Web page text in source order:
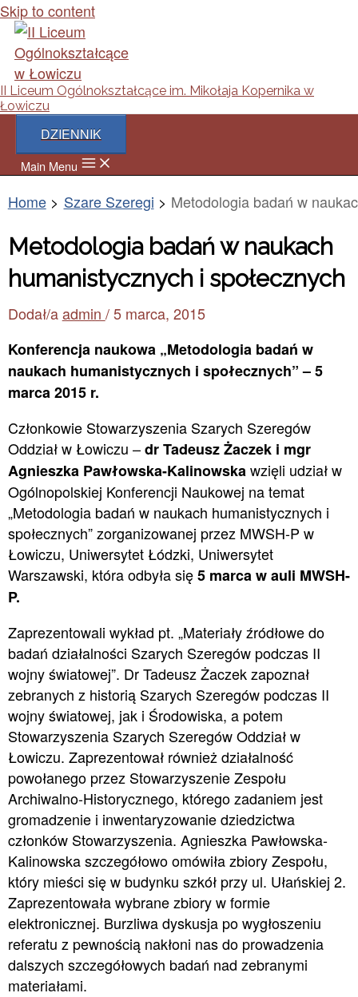
Skip to content
II Liceum Ogólnokształcące im. Mikołaja Kopernika w
Łowiczu
DZIENNIK
Main Menu
Home Szare Szeregi Metodologia badań w
Metodologia badań w naukach
humanistycznych i społecznych
Dodał/a admin /5 marca, 2015
Konferencja naukowa „Metodologia badań w
naukach humanistycznych i społecznych” – 5
marca 2015 r.
Członkowie Stowarzyszenia Szarych Szeregów
Oddział w Łowiczu –dr Tadeusz Żaczek i mgr
Agnieszka Pawłowska-Kalinowskawzięli udział w
Ogólnopolskiej Konferencji Naukowej na temat
„Metodologia badań w naukach humanistycznych i
społecznych” zorganizowanej przez MWSH-P w
Łowiczu, Uniwersytet Łódzki, Uniwersytet
Warszawski, która odbyła się5 marca w auli MWSH-
P.
Zaprezentowali wykład pt. „Materiały źródłowe do
badań działalności Szarych Szeregów podczas II
wojny światowej”. Dr Tadeusz Żaczek zapoznał
zebranych z historią Szarych Szeregów podczas II
wojny światowej, jak i Środowiska, a potem
Stowarzyszenia Szarych Szeregów Oddział w
Łowiczu. Zaprezentował również działalność
powołanego przez Stowarzyszenie Zespołu
Archiwalno-Historycznego, którego zadaniem jest
gromadzenie i inwentaryzowanie dziedzictwa
członków Stowarzyszenia. Agnieszka Pawłowska-
Kalinowska szczegółowo omówiła zbiory Zespołu,
który mieści się w budynku szkół przy ul. Ułańskiej 2.
Zaprezentowała wybrane zbiory w formie
elektronicznej. Burzliwa dyskusja po wygłoszeniu
referatu z pewnością nakłoni nas do prowadzenia
dalszych szczegółowych badań nad zebranymi
materiałami.